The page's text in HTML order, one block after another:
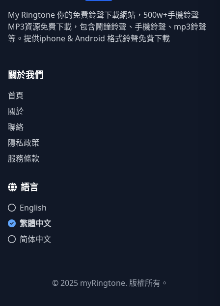
My Ringtone 你的免費鈴聲下載網站，500w+手機鈴聲
MP3資源免費下載，包含鬧鐘鈴聲、手機鈴聲、mp3鈴聲
等。提供iphone & Android 格式鈴聲免費下載
關於我們
首頁
關於
聯絡
隱私政策
服務條款
語言
English
繁體中文
简体中文
© 2025 myRingtone. 版權所有。